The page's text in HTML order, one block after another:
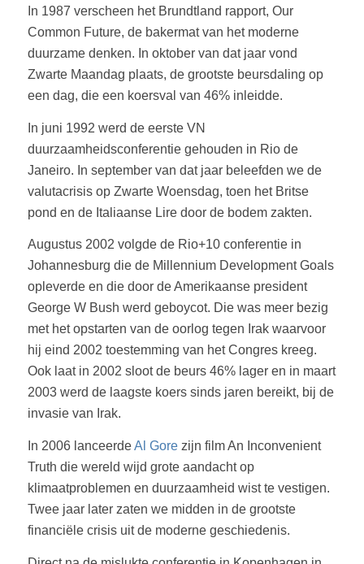
In 1987 verscheen het Brundtland rapport, Our
Common Future, de bakermat van het moderne
duurzame denken. In oktober van dat jaar vond
Zwarte Maandag plaats, de grootste beursdaling op
een dag, die een koersval van 46% inleidde.
In juni 1992 werd de eerste VN
duurzaamheidsconferentie gehouden in Rio de
Janeiro. In september van dat jaar beleefden we de
valutacrisis op Zwarte Woensdag, toen het Britse
pond en de Italiaanse Lire door de bodem zakten.
Augustus 2002 volgde de Rio+10 conferentie in
Johannesburg die de Millennium Development Goals
opleverde en die door de Amerikaanse president
George W Bush werd geboycot. Die was meer bezig
met het opstarten van de oorlog tegen Irak waarvoor
hij eind 2002 toestemming van het Congres kreeg.
Ook laat in 2002 sloot de beurs 46% lager en in maart
2003 werd de laagste koers sinds jaren bereikt, bij de
invasie van Irak.
In 2006 lanceerdeAl Gorezijn film An Inconvenient
Truth die wereld wijd grote aandacht op
klimaatproblemen en duurzaamheid wist te vestigen.
Twee jaar later zaten we midden in de grootste
financiële crisis uit de moderne geschiedenis.